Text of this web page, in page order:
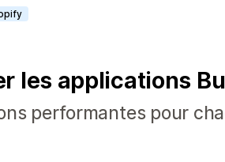
les applications
performantes pour